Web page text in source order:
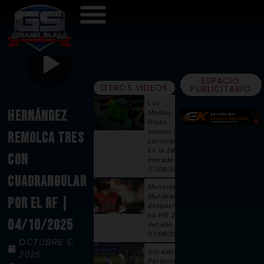
HERNÁNDEZ
REMOLCA TRES
CON
CUADRANGULAR
POR EL RF |
04/10/2025
OCTUBRE 5,
2025
OTROS VIDEOS
Los
Medias
Rojas
anotan 5
carreras
en la 2da
entrada |
07/08/2026
Munetaka
Murakami
despacha
su HR 25
del año |
07/08/2026
Geraldo
Perdomo
ESPACIO
PUBLICITARIO